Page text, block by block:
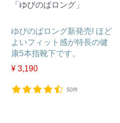
「ゆびのばロング」
ゆびのばロング新発売! ほど
よいフィット感が特長の健
康5本指靴下です。
¥ 3,190
50件